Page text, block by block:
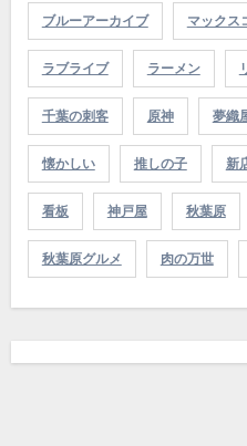
ブルーアーカイブ マックス
ラブライブ ラーメン
千葉の刺客 原神 夢織
懐かしい 推しの子 新
看板 神戸屋 秋葉原
秋葉原グルメ 肉の万世